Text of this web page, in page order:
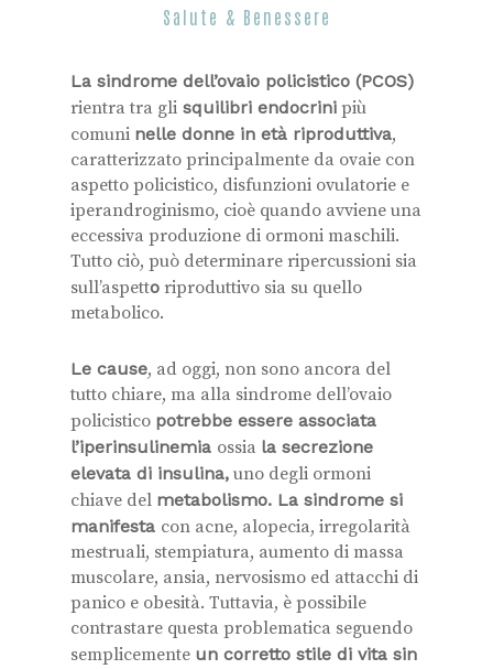
Salute & Benessere
La sindrome dell’ovaio policistico (PCOS)
rientra tra gli squilibri endocrini più
comuni nelle donne in età riproduttiva,
caratterizzato principalmente da ovaie con
aspetto policistico, disfunzioni ovulatorie e
iperandroginismo, cioè quando avviene una
eccessiva produzione di ormoni maschili.
Tutto ciò, può determinare ripercussioni sia
sull’aspetto riproduttivo sia su quello
metabolico.
Le cause, ad oggi, non sono ancora del
tutto chiare, ma alla sindrome dell’ovaio
policistico potrebbe essere associata
l’iperinsulinemia ossia la secrezione
elevata di insulina, uno degli ormoni
chiave del metabolismo. La sindrome si
manifesta con acne, alopecia, irregolarità
mestruali, stempiatura, aumento di massa
muscolare, ansia, nervosismo ed attacchi di
panico e obesità. Tuttavia, è possibile
contrastare questa problematica seguendo
semplicemente un corretto stile di vita sin